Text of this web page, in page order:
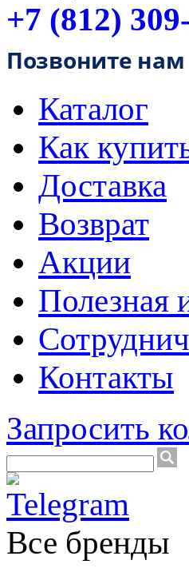
+7 (812)
Позвоните
Каталог
Как
Доставка
Возврат
Акции
Полезная
Контакты
Запросить
Все бренды